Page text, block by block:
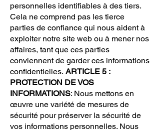
personnelles identifiables à des tiers.
Cela ne comprend pas les tierce
parties de confiance qui nous aident à
exploiter notre site web ou à mener nos
affaires, tant que ces parties
conviennent de garder ces informations
confidentielles. ARTICLE 5 :
PROTECTION DE VOS
INFORMATIONS: Nous mettons en
œuvre une variété de mesures de
sécurité pour préserver la sécurité de
vos informations personnelles. Nous